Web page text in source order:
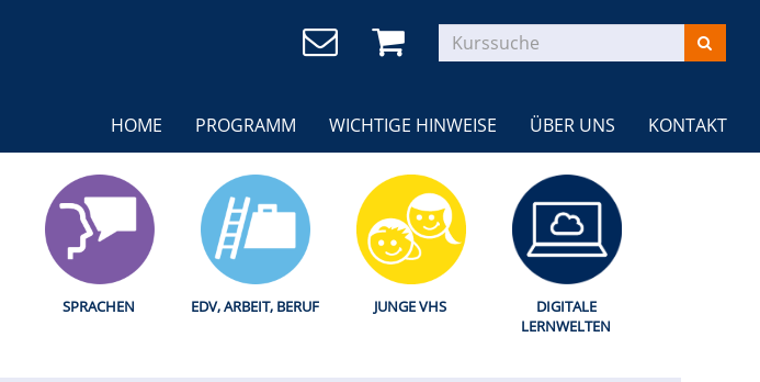
HOME PROGRAMM WICHTIGE HINWEISE ÜBER UNS KONTAKT
SPRACHEN EDV, ARBEIT, BERUF JUNGE VHS
DIGITALE
LERNWELTEN